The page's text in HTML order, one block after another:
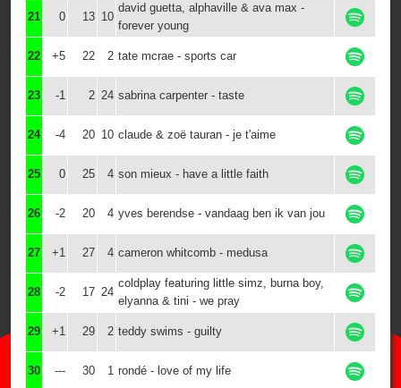
21 0 13 10
david guetta, alphaville & ava max -
forever young
22 +5 22 2 tate mcrae - sports car
23 -1 2 24 sabrina carpenter - taste
24 -4 20 10 claude & zoë tauran - je t'aime
25 0 25 4 son mieux - have a little faith
26 -2 20 4 yves berendse - vandaag ben ik van jou
27 +1 27 4 cameron whitcomb - medusa
28 -2 17 24
coldplay featuring little simz, burna boy,
elyanna & tini - we pray
29 +1 29 2 teddy swims - guilty
30 --- 30 1 rondé - love of my life